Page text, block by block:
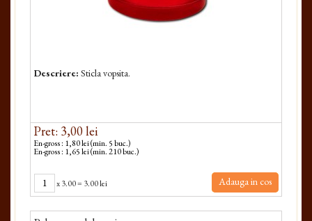
Descriere: Sticla vopsita.
Pret: 3,00 lei
En-gross : 1,80 lei (min. 5 buc.)
En-gross : 1,65 lei (min. 210 buc.)
x3.00= 3.00 lei Adauga in cos